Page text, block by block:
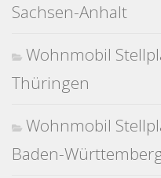
Sachsen-Anhalt
Wohnmobil
Thüringen
Wohnmobil
Baden-